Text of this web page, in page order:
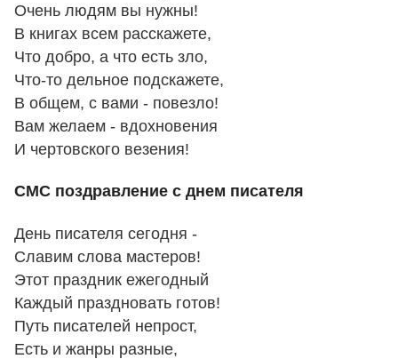
Очень людям вы нужны!
В книгах всем расскажете,
Что добро, а что есть зло,
Что-то дельное подскажете,
В общем, с вами - повезло!
Вам желаем - вдохновения
И чертовского везения!
СМС поздравление с днем писателя
День писателя сегодня -
Славим слова мастеров!
Этот праздник ежегодный
Каждый праздновать готов!
Путь писателей непрост,
Есть и жанры разные,